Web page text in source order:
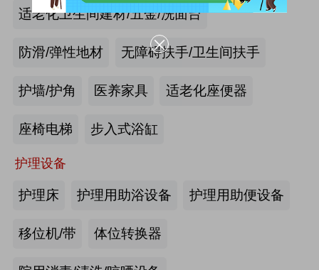
适老化卫生间建材/五金/洗面台
防滑/弹性地材 无障碍扶手/卫生间扶手
护墙/护角 医养家具 适老化座便器
座椅电梯 步入式浴缸
护理设备
护理床 护理用助浴设备 护理用助便设备
移位机/带 体位转换器
最新资讯
产业头条